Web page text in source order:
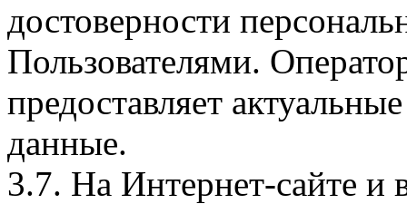
достоверности
Пользователями.
предоставляет
данные.
3.7. На Интернет-сайте